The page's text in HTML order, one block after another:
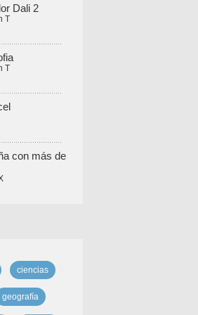
Dali 2
T
T
con más de
ciencias
geografía